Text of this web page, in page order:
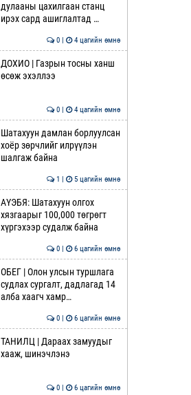
дулааны цахилгаан станц
ирэх сард ашиглалтад …
0 | 4 цагийн өмнө
ДОХИО | Газрын тосны ханш
өсөж эхэллээ
0 | 4 цагийн өмнө
Шатахуун дамлан борлуулсан
хоёр зөрчлийг илрүүлэн
шалгаж байна
1 | 5 цагийн өмнө
АҮЭБЯ: Шатахуун олгох
хязгаарыг 100,000 төгрөгт
хүргэхээр судалж байна
0 | 6 цагийн өмнө
ОБЕГ | Олон улсын туршлага
судлах сургалт, дадлагад 14
алба хаагч хамр…
0 | 6 цагийн өмнө
ТАНИЛЦ | Дараах замуудыг
хааж, шинэчлэнэ
0 | 6 цагийн өмнө